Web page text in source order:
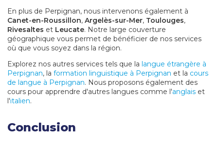
En plus de Perpignan, nous intervenons également à
Canet-en-Roussillon, Argelès-sur-Mer, Toulouges,
Rivesaltes et Leucate. Notre large couverture
géographique vous permet de bénéficier de nos services
où que vous soyez dans la région.
Explorez nos autres services tels que la langue étrangère à
Perpignan, la formation linguistique à Perpignan et la cours
de langue à Perpignan. Nous proposons également des
cours pour apprendre d'autres langues comme l'anglais et
l'italien.
Conclusion